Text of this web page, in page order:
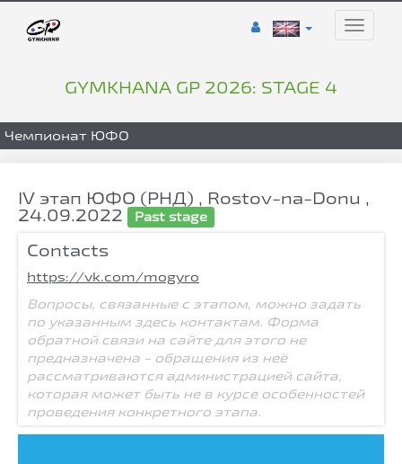
Toggle
GYMKHANA GP 2026: STAGE 4
Чемпионат ЮФО
IV этап ЮФО (РНД) , Rostov-na-Donu ,
24.09.2022
Past stage
Contacts
https://vk.com/mogyro
Вопросы, связанные с этапом, можно задать
по указанным здесь контактам. Форма
обратной связи на сайте для этого не
предназначена - обращения из неё
рассматриваются администрацией сайта,
которая может быть не в курсе особенностей
проведения конкретного этапа.